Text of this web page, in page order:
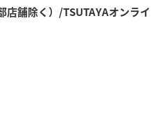
店舗除く）/TSUTAYAオンライ